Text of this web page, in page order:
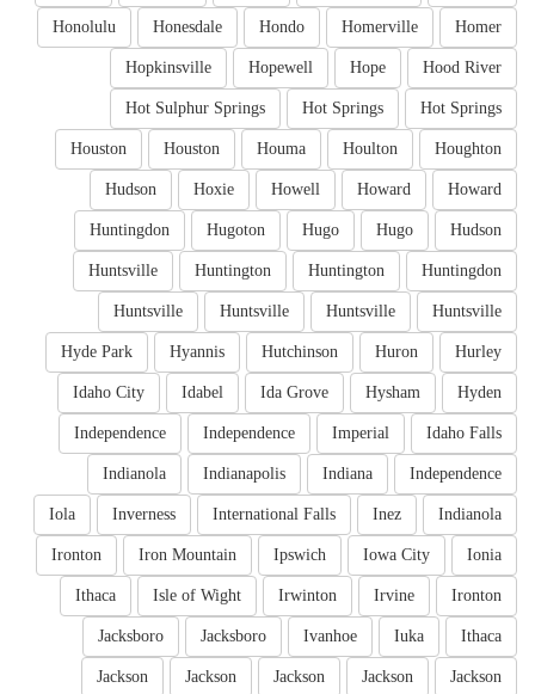
Homer
Homerville
Hondo
Honesdale
Honolulu
Hood River
Hope
Hopewell
Hopkinsville
Hot Springs
Hot Springs
Hot Sulphur Springs
Houghton
Houlton
Houma
Houston
Houston
Howard
Howard
Howell
Hoxie
Hudson
Hudson
Hugo
Hugo
Hugoton
Huntingdon
Huntingdon
Huntington
Huntington
Huntsville
Huntsville
Huntsville
Huntsville
Huntsville
Hurley
Huron
Hutchinson
Hyannis
Hyde Park
Hyden
Hysham
Ida Grove
Idabel
Idaho City
Idaho Falls
Imperial
Independence
Independence
Independence
Indiana
Indianapolis
Indianola
Indianola
Inez
International Falls
Inverness
Iola
Ionia
Iowa City
Ipswich
Iron Mountain
Ironton
Ironton
Irvine
Irwinton
Isle of Wight
Ithaca
Ithaca
Iuka
Ivanhoe
Jacksboro
Jacksboro
Jackson
Jackson
Jackson
Jackson
Jackson